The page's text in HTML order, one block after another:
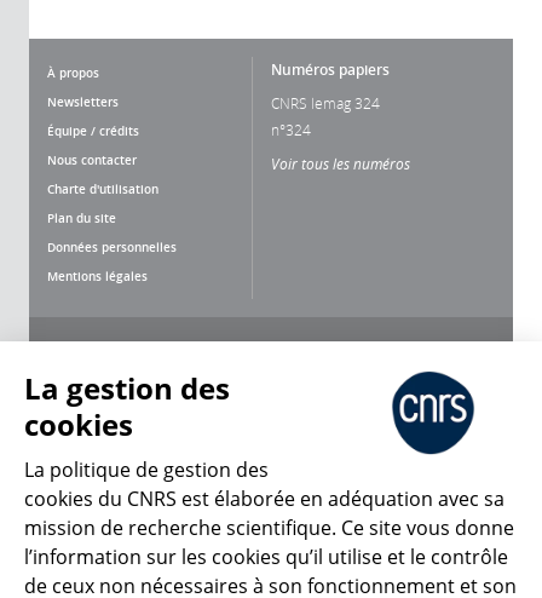
À propos
Newsletters
Équipe / crédits
Nous contacter
Charte d'utilisation
Plan du site
Données personnelles
Mentions légales
Numéros papiers
CNRS lemag 324
n°324
Voir tous les numéros
CNRS Le Mag
La gestion des
cookies
La politique de gestion des
cookies du CNRS est élaborée en adéquation avec sa
mission de recherche scientifique. Ce site vous donne
l’information sur les cookies qu’il utilise et le contrôle
de ceux non nécessaires à son fonctionnement et son